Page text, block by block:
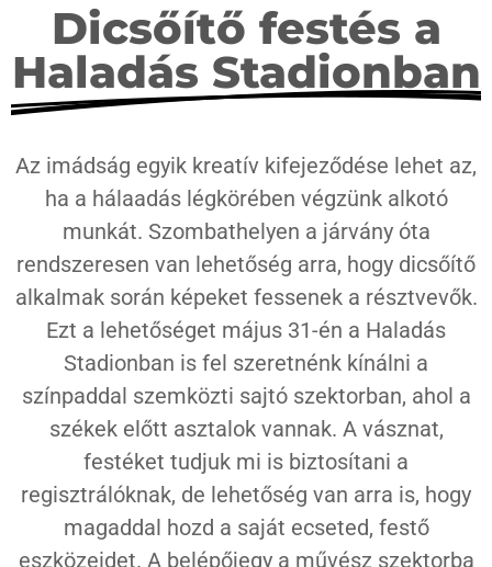
Dicsőítő festés a
Haladás Stadionban
Az imádság egyik kreatív kifejeződése lehet az,
ha a hálaadás légkörében végzünk alkotó
munkát. Szombathelyen a járvány óta
rendszeresen van lehetőség arra, hogy dicsőítő
alkalmak során képeket fessenek a résztvevők.
Ezt a lehetőséget május 31-én a Haladás
Stadionban is fel szeretnénk kínálni a
színpaddal szemközti sajtó szektorban, ahol a
székek előtt asztalok vannak. A vásznat,
festéket tudjuk mi is biztosítani a
regisztrálóknak, de lehetőség van arra is, hogy
magaddal hozd a saját ecseted, festő
eszközeidet. A belépőjegy a művész szektorba